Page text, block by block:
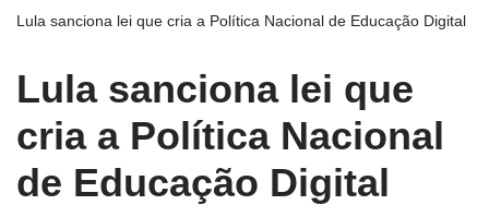
Lula sanciona lei que cria a Política Nacional de Educação Digital
Lula sanciona lei que
cria a Política Nacional
de Educação Digital